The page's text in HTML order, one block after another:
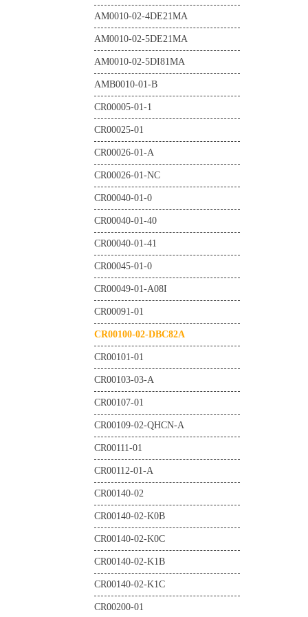
TE0725-04-21C-1-A
TE0725-04-42C-1-A
TE0725-04-72C-1-A
TE0725-04-72C-1-F
TE0725-04-72I-1-B
TE0725LP-01-100-2L
TE0725LP-01-72C-1
TE0725LP-01-72C-1T
TE0725LP-01-72C-1U
TE0725LP-01-72I-1T
TE0725LP-02-72C-A
TE0725LP-02-72C-AT
TE0725LP-02-72C-AU
AM0010-02-4DE21MA
AM0010-02-5DE21MA
AM0010-02-5DI81MA
AMB0010-01-B
CR00005-01-1
CR00025-01
CR00026-01-A
CR00026-01-NC
CR00040-01-0
CR00040-01-40
CR00040-01-41
CR00045-01-0
CR00049-01-A08I
CR00091-01
CR00100-02-DBC82A
CR00101-01
CR00103-03-A
CR00107-01
CR00109-02-QHCN-A
CR00111-01
CR00112-01-A
CR00140-02
CR00140-02-K0B
CR00140-02-K0C
CR00140-02-K1B
CR00140-02-K1C
CR00200-01